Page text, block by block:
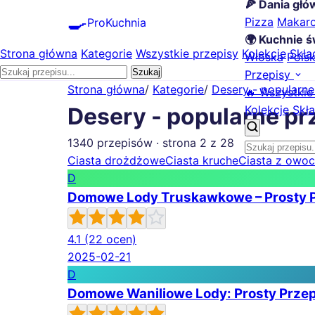
🍳ProKuchnia
🍕 Dania
Pizza
🌍 Kuchnie
Włoska
Przepisy
🔥
Kolekcje
Strona główna Kategorie Wszystkie przepisy Kolekcje
Szukaj
Strona główna/ Kategorie/ Desery -
Desery - popularne
1340 przepisów · strona 2 z 28
Ciasta drożdżoweCiasta krucheCiasta z
D
Domowe Lody Truskawkowe –
4.1 (22 ocen)
2025-02-21
D
Domowe Waniliowe Lody: Prosty